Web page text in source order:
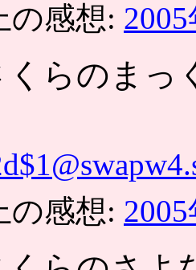
の感想:
くらのまっ
の感想: